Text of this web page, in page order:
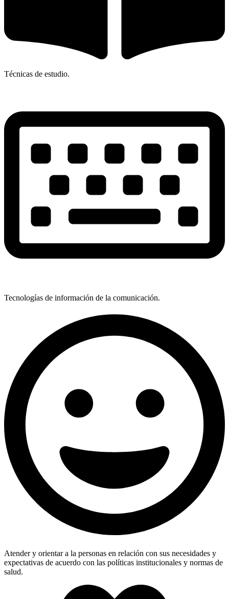
Técnicas de estudio.
Tecnologías de información de la comunicación.
Atender y orientar a la personas en relación con sus necesidades y
expectativas de acuerdo con las políticas institucionales y normas de
salud.